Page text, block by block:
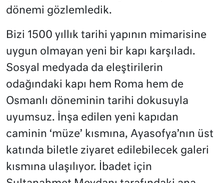
dönemi gözlemledik.
Bizi 1500 yıllık tarihi yapının mimarisine
uygun olmayan yeni bir kapı karşıladı.
Sosyal medyada da eleştirilerin
odağındaki kapı hem Roma hem de
Osmanlı döneminin tarihi dokusuyla
uyumsuz. İnşa edilen yeni kapıdan
caminin ‘müze’ kısmına, Ayasofya’nın üst
katında biletle ziyaret edilebilecek galeri
kısmına ulaşılıyor. İbadet için